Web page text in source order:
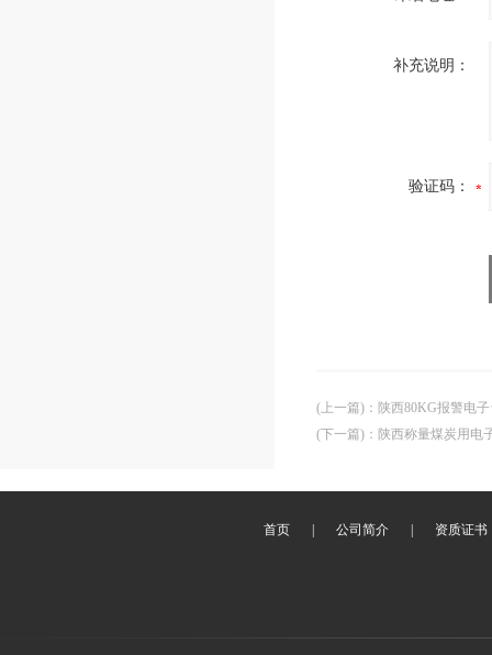
补充说明：
验证码：
(上一篇) ： 陕西80KG报警电
(下一篇) ： 陕西称量煤炭用电
首页 公司简介 资质证书